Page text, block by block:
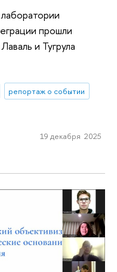
прошли
и Тугрула
репортаж о событии
19 декабря 2025